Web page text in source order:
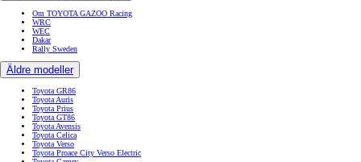
Om TOYOTA GAZOO Racing
WRC
WEC
Dakar
Rally Sweden
Äldre modeller
Toyota GR86
Toyota Auris
Toyota Prius
Toyota GT86
Toyota Avensis
Toyota Celica
Toyota Verso
Toyota Proace City Verso Electric